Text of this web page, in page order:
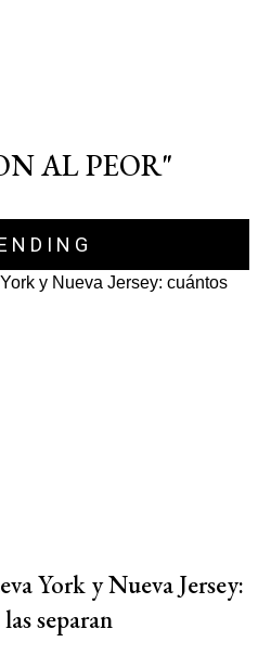
AL PEOR"
York y Nueva Jersey:
separan